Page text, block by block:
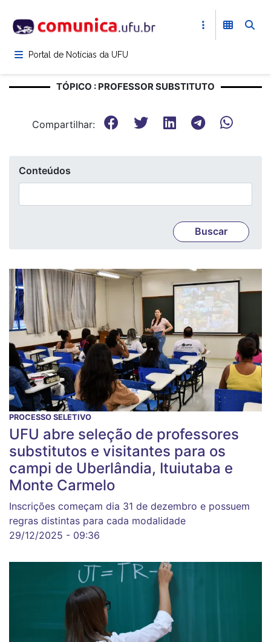
para
conteúdoPortal de Notícias da UFU
TÓPICO : PROFESSOR SUBSTITUTO
Compartilhar:
Conteúdos
PROCESSO SELETIVO
UFU abre seleção de professores
substitutos e visitantes para os
campi de Uberlândia, Ituiutaba e
Monte Carmelo
Inscrições começam dia 31 de dezembro e possuem
regras distintas para cada modalidade
29/12/2025 - 09:36